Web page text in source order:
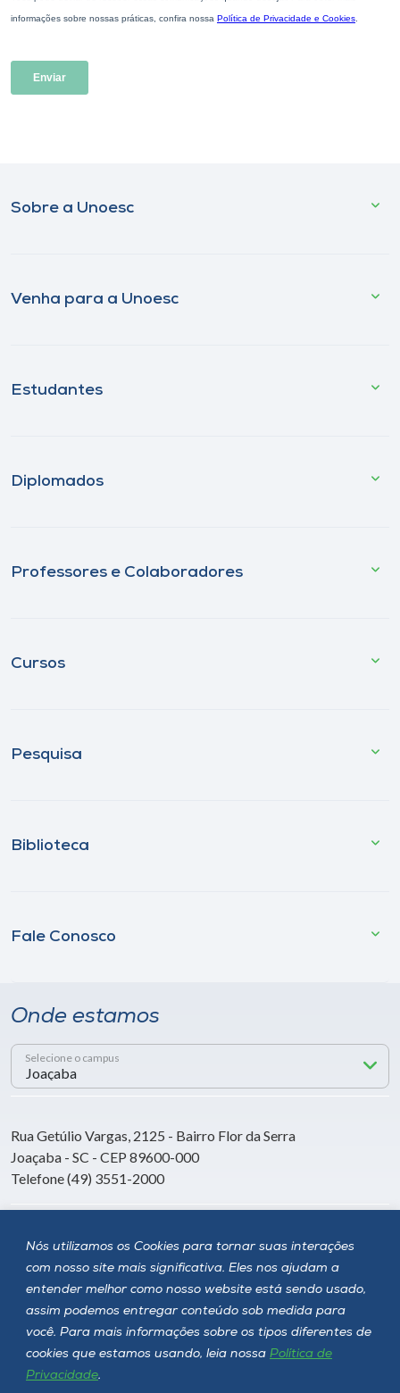
Nós utilizamos os Cookies para tornar suas interações
com nosso site mais significativa. Eles nos ajudam a
entender melhor como nosso website está sendo usado,
assim podemos entregar conteúdo sob medida para
você. Para mais informações sobre os tipos diferentes de
cookies que estamos usando, leia nossa Política de
Privacidade.
Sobre a Unoesc
Venha para a Unoesc
Estudantes
Diplomados
Professores e Colaboradores
Cursos
Pesquisa
Biblioteca
Fale Conosco
Onde estamos
Selecione o campus
Rua Getúlio Vargas, 2125 - Bairro Flor da Serra
Joaçaba - SC - CEP 89600-000
Telefone (49) 3551-2000
Siga a Unoesc